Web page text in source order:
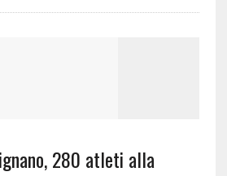
280 atleti alla